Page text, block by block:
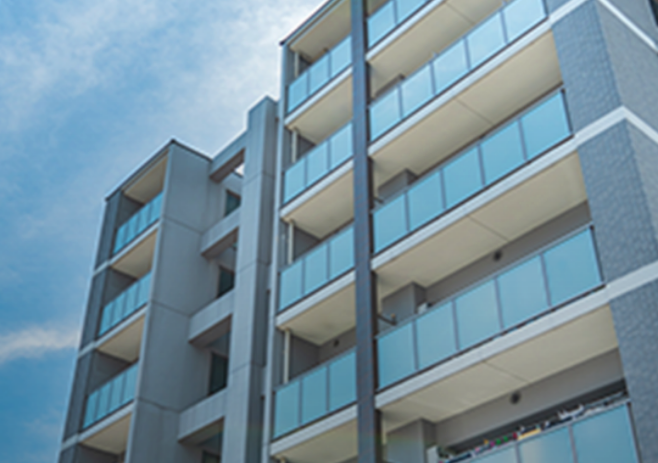
オフィスから店舗まで
下呂市のビジネス空間を進化させるリフォーム
岐阜県 下呂市でのオフィス・店舗・マンション・工場のリフォーム
BETAにお任せください
下呂市で
が選ばれる
理由
予算内で
おさめる提案力
お客様の事業内容や課題を
深く理解し、丁寧にヒアリン
グをさせていただくことで、
最適なリフォームプランをご
提案いたします。
プロの技で
確かな品質を保
証
多数のリフォーム実績と、経
験豊富な専門スタッフによ
る高品質な施工で、お客様
の期待に応えます。